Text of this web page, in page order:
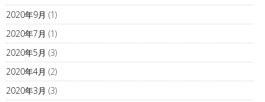
2020年9月 (1)
2020年7月 (1)
2020年5月 (3)
2020年4月 (2)
2020年3月 (3)